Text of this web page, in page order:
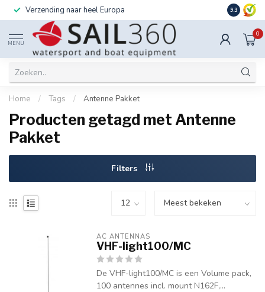
Verzending naar heel Europa Ook
9.3
MENU
0
Home / Tags / Antenne Pakket
Producten getagd met Antenne
Pakket
Filters
AC ANTENNAS
VHF-light100/MC
De VHF-light100/MC is een Volume pack,
100 antennes incl. mount N162F,...